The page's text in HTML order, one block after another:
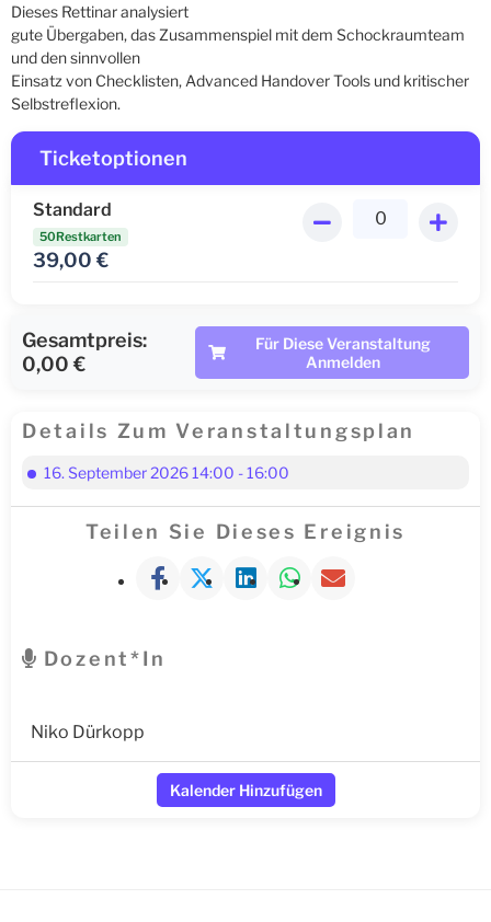
Dieses Rettinar analysiert
gute Übergaben, das Zusammenspiel mit dem Schockraumteam
und den sinnvollen
Einsatz von Checklisten, Advanced Handover Tools und kritischer
Selbstreflexion.
Ticketoptionen
Standard
50Restkarten
39,00 €
Gesamtpreis:
0,00 €
Für Diese Veranstaltung
Anmelden
Details Zum Veranstaltungsplan
16. September 2026 14:00 - 16:00
Teilen Sie Dieses Ereignis
Dozent*in
Niko Dürkopp
Kalender Hinzufügen